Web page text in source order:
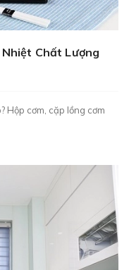
Nhiệt Chất Lượng
Hộp cơm, cặp lồng cơm